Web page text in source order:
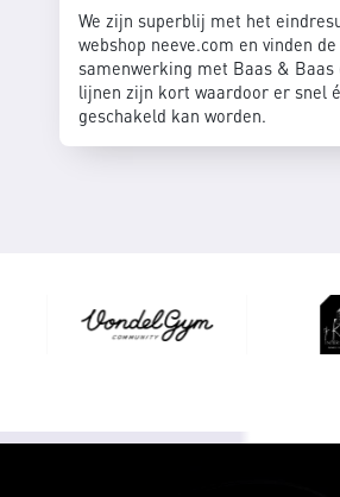
We zijn superblij met het
webshop neeve.com en vinden de
samenwerking met Baas & Baas
lijnen zijn kort waardoor er snel
geschakeld kan worden.